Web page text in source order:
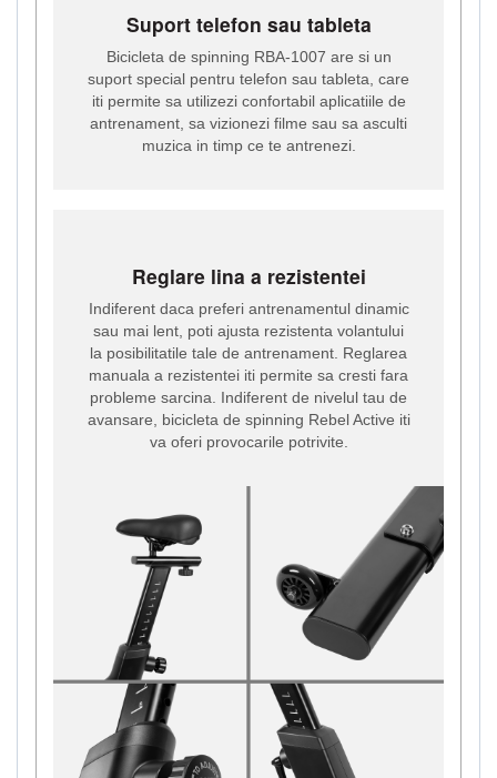
Suport telefon sau tableta
Bicicleta de spinning RBA-1007 are si un
suport special pentru telefon sau tableta, care
iti permite sa utilizezi confortabil aplicatiile de
antrenament, sa vizionezi filme sau sa asculti
muzica in timp ce te antrenezi.
Reglare lina a rezistentei
Indiferent daca preferi antrenamentul dinamic
sau mai lent, poti ajusta rezistenta volantului
la posibilitatile tale de antrenament. Reglarea
manuala a rezistentei iti permite sa cresti fara
probleme sarcina. Indiferent de nivelul tau de
avansare, bicicleta de spinning Rebel Active iti
va oferi provocarile potrivite.